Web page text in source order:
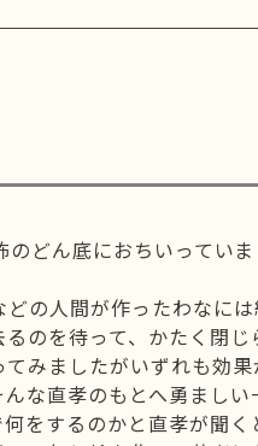
どん底におちいってい
の人間が作ったわなに
のを待って、かたく閉じ
みましたがいずれも効
な直孝のもとへ勇まし
をするのかと直孝が聞